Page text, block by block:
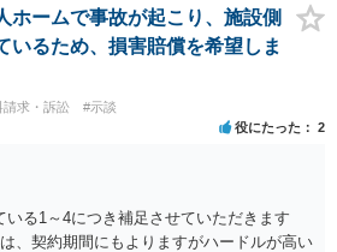
での裁判所案であれば、下がる可能性は必
す。 ＞またこの段階で弁護士を変えること
が、実益があるかどうかについては十分に
ホームで事故が起こり、施設側
いるため、損害賠償を希望しま
請求・訴訟 #示談
役にたった 2
る1～4につき補足させていただきます
、契約期間にもよりますがハードルが高い